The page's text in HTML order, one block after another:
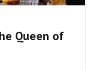
Queen of